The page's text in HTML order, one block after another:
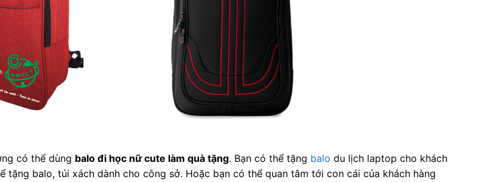
có thể dùng balo đi học nữ cute làm quà tặng. Bạn có thể tặng balo du lịch laptop cho khách
tặng balo, túi xách dành cho công sở. Hoặc bạn có thể quan tâm tới con cái của khách hàng